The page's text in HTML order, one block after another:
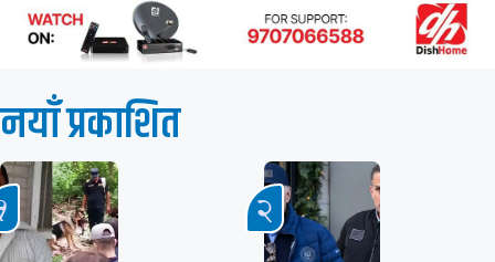
नयाँ प्रकाशित